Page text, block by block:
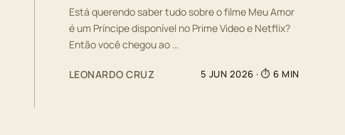
Está querendo saber tudo sobre o filme Meu Amor
é um Príncipe disponível no Prime Video e Netflix?
Então você chegou ao …
LEONARDO CRUZ 5 JUN 2026 · ⏱ 6 MIN